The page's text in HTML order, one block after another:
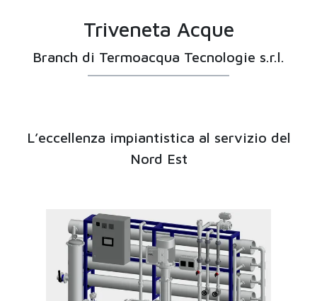
Triveneta Acque
Branch di Termoacqua Tecnologie s.r.l.
L’eccellenza impiantistica al servizio del
Nord Est